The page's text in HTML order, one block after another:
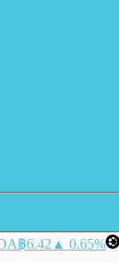
฿6.42 ▲ 0.65%